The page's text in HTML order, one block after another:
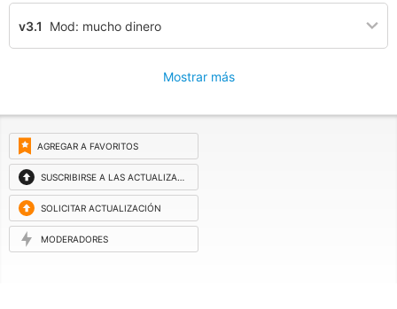
v3.1 Mod: mucho dinero
Mostrar más
AGREGAR A FAVORITOS
SUSCRIBIRSE A LAS ACTUALIZACIONES
SOLICITAR ACTUALIZACIÓN
MODERADORES